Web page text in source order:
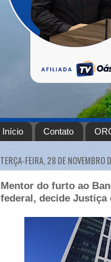
Início Contato
TERÇA-FEIRA, 28 DE NOVEMBRO
Mentor do furto ao
federal, decide Justiça